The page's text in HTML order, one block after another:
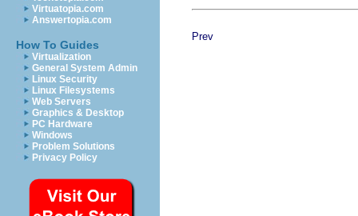
Virtuatopia.com
Answertopia.com
How To Guides
Virtualization
General System Admin
Linux Security
Linux Filesystems
Web Servers
Graphics & Desktop
PC Hardware
Windows
Problem Solutions
Privacy Policy
Prev